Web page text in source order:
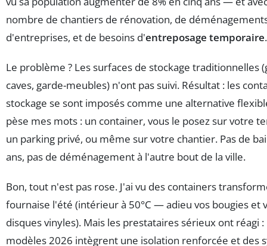
nombre de chantiers de rénovation, de
d'entreprises, et de besoins d'entreposage temporaire.
Le problème ? Les surfaces de stockage traditionnelles
caves, garde-meubles) n'ont pas suivi. Résultat : les
stockage se sont imposés comme une alternative
pèse mes mots : un container, vous le posez sur votre
un parking privé, ou même sur votre chantier. Pas de
ans, pas de déménagement à l'autre bout de la ville.
Bon, tout n'est pas rose. J'ai vu des containers
fournaise l'été (intérieur à 50°C — adieu vos bougies et
disques vinyles). Mais les prestataires sérieux ont réagi :
modèles 2026 intègrent une isolation renforcée et des